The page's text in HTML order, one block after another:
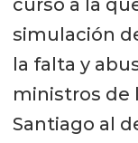
curso a la
simulación
la falta y
ministros de
Santiago al